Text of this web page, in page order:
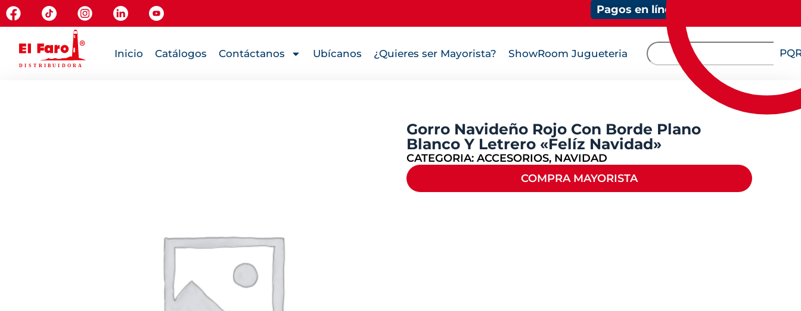
Pagos en línea
Inicio Catálogos Contáctanos Ubícanos ¿Quieres ser Mayorista? ShowRoom Jugueteria
Gorro Navideño Rojo Con Borde Plano
Blanco Y Letrero «Felíz Navidad»
CATEGORIA: ACCESORIOS, NAVIDAD
COMPRA MAYORISTA